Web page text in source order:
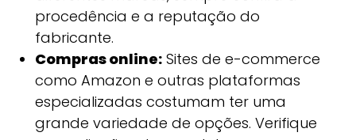
procedência e a reputação do
fabricante.
Compras online:Sites de e-commerce
como Amazon e outras plataformas
especializadas costumam ter uma
grande variedade de opções. Verifique